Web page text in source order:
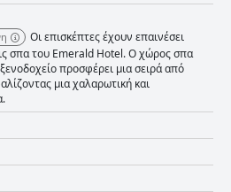
Οι επισκέπτες έχουν επαινέσει
σπα του Emerald Hotel. Ο χώρος σπα
προσφέρει μια σειρά από
μια χαλαρωτική και